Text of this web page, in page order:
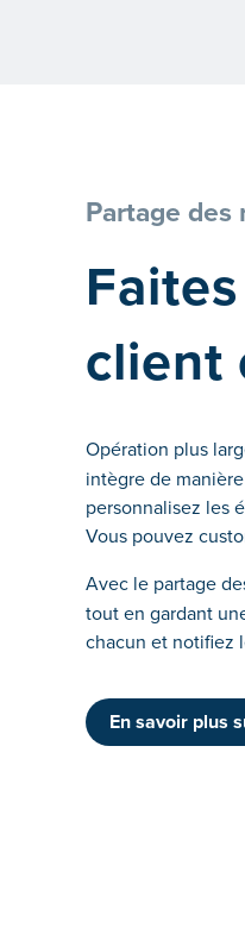
Partage
Faites
client
Opération plus
intègre de
personnalisez les
Vous pouvez
Avec le partage
tout en gardant
chacun et notifiez
En savoir plus